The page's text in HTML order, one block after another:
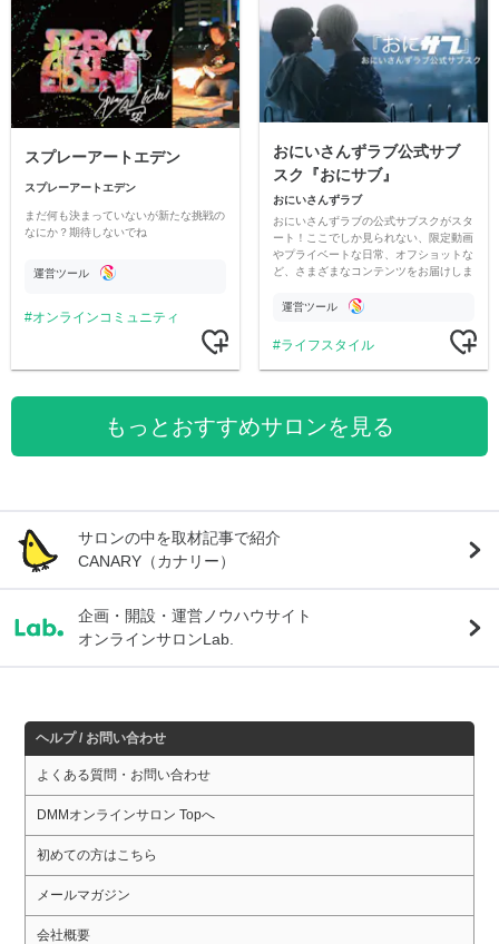
スプレーアートエデン
スプレーアートエデン
まだ何も決まっていないが新たな挑戦の
なにか？期待しないでね
運営ツール
オンラインコミュニティ
おにいさんずラブ公式サブ
スク『おにサブ』
おにいさんずラブ
おにいさんずラブの公式サブスクがスタ
ート！ここでしか見られない、限定動画
やプライベートな日常、オフショットな
ど、さまざまなコンテンツをお届けしま
運営ツール
ライフスタイル
もっとおすすめサロンを見る
サロンの中を取材記事で紹介
CANARY（カナリー）
企画・開設・運営ノウハウサイト
オンラインサロンLab.
ヘルプ / お問い合わせ
よくある質問・お問い合わせ
DMMオンラインサロン Topへ
初めての方はこちら
メールマガジン
会社概要